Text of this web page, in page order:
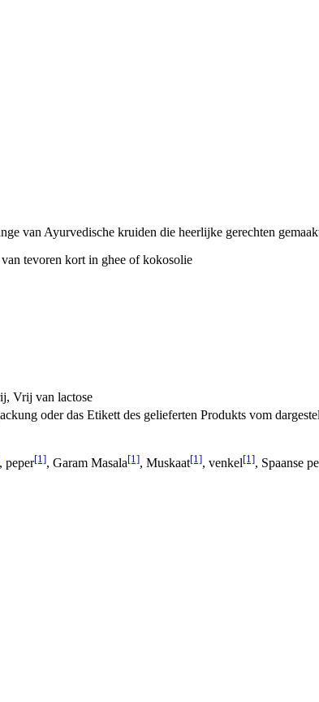
van Ayurvedische kruiden die heerlijke gerechten
tevoren kort in ghee of kokosolie
Vrij van lactose
oder das Etikett des gelieferten Produkts vom
, peper[1], Garam Masala[1], Muskaat[1], venkel[1], Spaanse